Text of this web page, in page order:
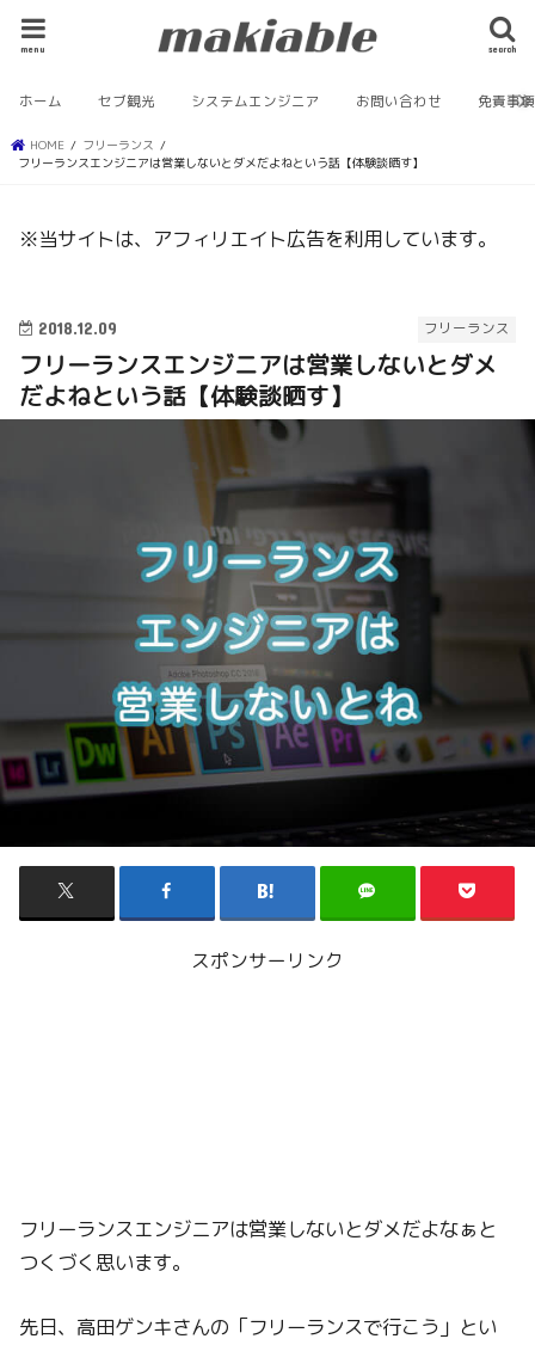
search
menu
ホーム セブ観光 システムエンジニア お問い合わせ 免責事項
HOME
フリーランス
フリーランスエンジニアは営業しないとダメだよねという話【体験談晒す】
※当サイトは、アフィリエイト広告を利用しています。
フリーランス
2018.12.09
フリーランスエンジニアは営業しないとダメ
だよねという話【体験談晒す】
スポンサーリンク
フリーランスエンジニアは営業しないとダメだよなぁと
つくづく思います。
先日、高田ゲンキさんの「フリーランスで行こう」とい